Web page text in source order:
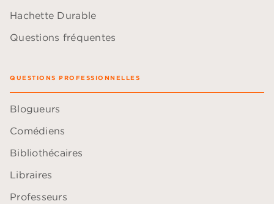
Hachette Durable
Questions fréquentes
QUESTIONS PROFESSIONNELLES
Blogueurs
Comédiens
Bibliothécaires
Libraires
Professeurs